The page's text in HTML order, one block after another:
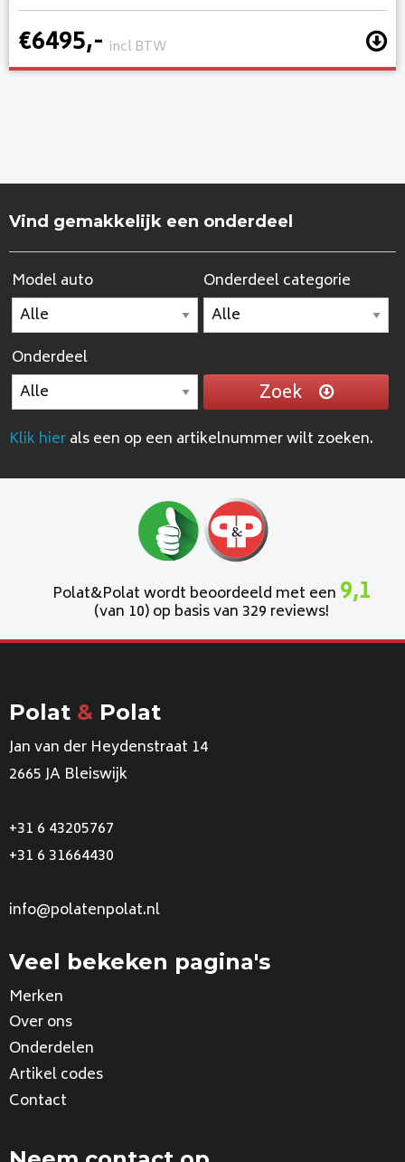
€6495,- incl BTW
Vind gemakkelijk een onderdeel
Model auto Onderdeel categorie
Onderdeel
Zoek
Klik hierals een op een artikelnummer wilt zoeken.
Polat&Polat wordt beoordeeld met een 9,1
(van 10) op basis van 329 reviews!
Polat & Polat
Jan van der Heydenstraat 14
2665 JA Bleiswijk
+31 6 43205767
+31 6 31664430
info@polatenpolat.nl
Veel bekeken pagina's
Merken
Over ons
Onderdelen
Artikel codes
Contact